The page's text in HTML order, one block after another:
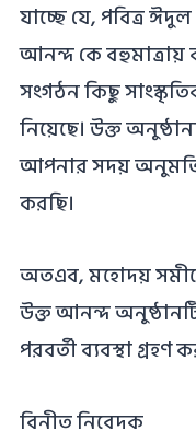
যাচ্ছে যে, পবিত্র
আনন্দ কে বহুমাত্রায়
সংগঠন কিছু
নিয়েছে। উক্ত
আপনার সদয় অনুমতি
করছি।
অতএব, মহোদয়
উক্ত আনন্দ
পরবর্তী ব্যবস্থা
বিনীত নিবেদক